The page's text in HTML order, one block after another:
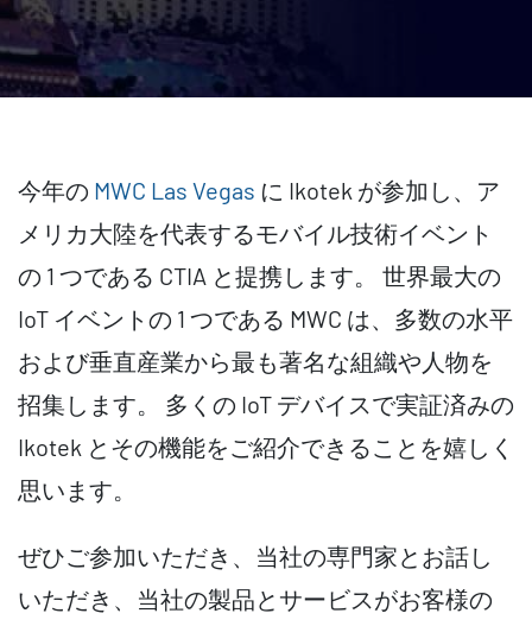
今年の MWC Las Vegas に Ikotek が参加し、ア
メリカ大陸を代表するモバイル技術イベント
の 1 つである CTIA と提携します。 世界最大の
IoT イベントの 1 つである MWC は、多数の水平
および垂直産業から最も著名な組織や人物を
招集します。 多くの IoT デバイスで実証済みの
Ikotek とその機能をご紹介できることを嬉しく
思います。
ぜひご参加いただき、当社の専門家とお話し
いただき、当社の製品とサービスがお客様の